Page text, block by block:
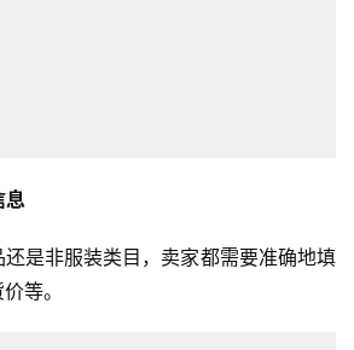
息
是非服装类目，卖家都需要准确地填
等。